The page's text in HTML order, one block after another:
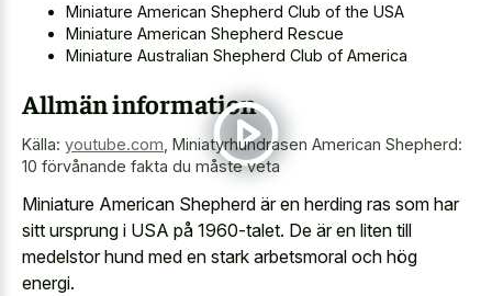
Miniature American Shepherd Club of the USA
Miniature American Shepherd Rescue
Miniature Australian Shepherd Club of America
Allmän information
Källa: youtube.com Miniatyrhundrasen American Shepherd:
10 förvånande fakta du måste veta
Miniature American Shepherd är en herding ras som har
sitt ursprung i USA på 1960-talet. De är en liten till
medelstor hund med en stark arbetsmoral och hög
energi.